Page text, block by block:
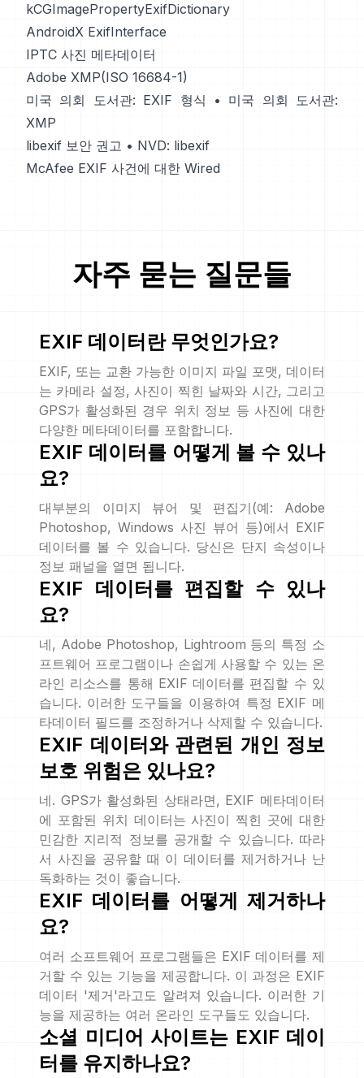
kCGImagePropertyExifDictionary
AndroidX ExifInterface
IPTC 사진 메타데이터
Adobe XMP(ISO 16684-1)
미국 의회 도서관: EXIF 형식
• 미국 의회 도서관:
XMP
libexif 보안 권고 • NVD: libexif
McAfee EXIF 사건에 대한 Wired
자주 묻는 질문들
EXIF 데이터란 무엇인가요?
EXIF, 또는 교환 가능한 이미지 파일 포맷, 데이터
는 카메라 설정, 사진이 찍힌 날짜와 시간, 그리고
GPS가 활성화된 경우 위치 정보 등 사진에 대한
다양한 메타데이터를 포함합니다.
EXIF 데이터를 어떻게 볼 수 있나
요?
대부분의 이미지 뷰어 및 편집기(예: Adobe
Photoshop, Windows 사진 뷰어 등)에서 EXIF
데이터를 볼 수 있습니다. 당신은 단지 속성이나
정보 패널을 열면 됩니다.
EXIF 데이터를 편집할 수 있나
요?
네, Adobe Photoshop, Lightroom 등의 특정 소
프트웨어 프로그램이나 손쉽게 사용할 수 있는 온
라인 리소스를 통해 EXIF 데이터를 편집할 수 있
습니다. 이러한 도구들을 이용하여 특정 EXIF 메
타데이터 필드를 조정하거나 삭제할 수 있습니다.
EXIF 데이터와 관련된 개인 정보
보호 위험은 있나요?
네. GPS가 활성화된 상태라면, EXIF 메타데이터
에 포함된 위치 데이터는 사진이 찍힌 곳에 대한
민감한 지리적 정보를 공개할 수 있습니다. 따라
서 사진을 공유할 때 이 데이터를 제거하거나 난
독화하는 것이 좋습니다.
EXIF 데이터를 어떻게 제거하나
요?
여러 소프트웨어 프로그램들은 EXIF 데이터를 제
거할 수 있는 기능을 제공합니다. 이 과정은 EXIF
데이터 '제거'라고도 알려져 있습니다. 이러한 기
능을 제공하는 여러 온라인 도구들도 있습니다.
소셜 미디어 사이트는 EXIF 데이
터를 유지하나요?